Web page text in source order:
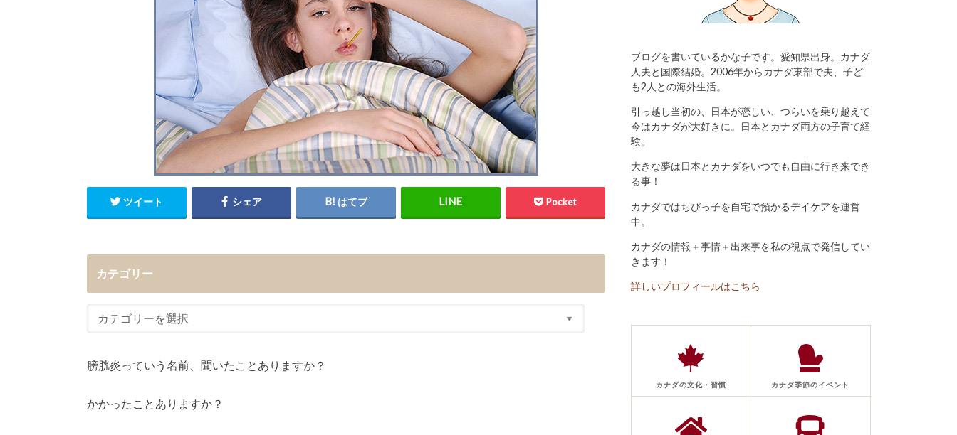
ツイート シェア はてブ Pocket
カテゴリー
膀胱炎っていう名前、聞いたことありますか？
かかったことありますか？
ブログを書いているかな子です。愛知県出身。カナダ
人夫と国際結婚。2006年からカナダ東部で夫、子ど
も2人との海外生活。
引っ越し当初の、日本が恋しい、つらいを乗り越えて
今はカナダが大好きに。日本とカナダ両方の子育て経
験。
大きな夢は日本とカナダをいつでも自由に行き来でき
る事！
カナダではちびっ子を自宅で預かるデイケアを運営
中。
カナダの情報＋事情＋出来事を私の視点で発信してい
きます！
詳しいプロフィールはこちら
カナダの文化・習慣 カナダ季節のイベント